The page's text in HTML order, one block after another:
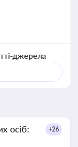
джерела
осіб:
+26